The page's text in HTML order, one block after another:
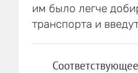
им было легче
транспорта и